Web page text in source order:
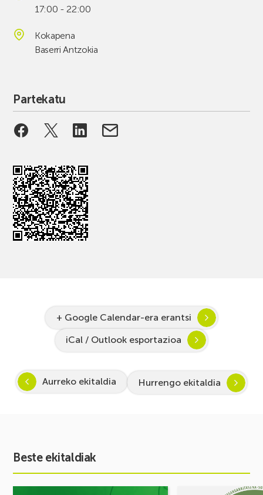
17:00 - 22:00
Kokapena
Baserri Antzokia
Partekatu
+ Google Calendar-era erantsi
iCal / Outlook esportazioa
Aurreko ekitaldia Hurrengo ekitaldia
Beste ekitaldiak